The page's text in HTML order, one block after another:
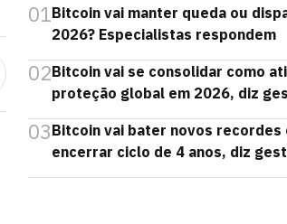
01Bitcoin vai manter queda ou
2026? Especialistas respondem
02Bitcoin vai se consolidar como
proteção global em 2026, diz
03Bitcoin vai bater novos recordes
encerrar ciclo de 4 anos, diz